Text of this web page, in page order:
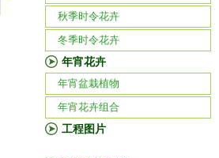
秋季时令花卉
冬季时令花卉
年宵花卉
年宵盆栽植物
年宵花卉组合
工程图片